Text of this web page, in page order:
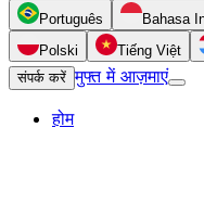
Português Bahasa
Polski
Tiếng Việt
संपर्क करें मुफ्त में आज़माएं
होम